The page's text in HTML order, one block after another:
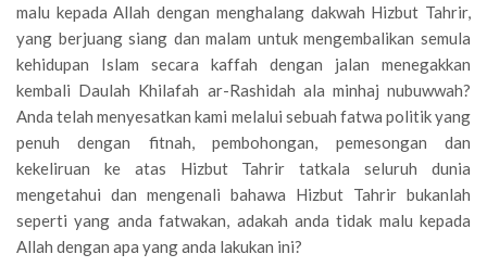
malu kepada Allah dengan menghalang dakwah Hizbut Tahrir,
yang berjuang siang dan malam untuk mengembalikan semula
kehidupan Islam secara kaffah dengan jalan menegakkan
kembali Daulah Khilafah ar-Rashidah ala minhaj nubuwwah?
Anda telah menyesatkan kami melalui sebuah fatwa politik yang
penuh dengan fitnah, pembohongan, pemesongan dan
kekeliruan ke atas Hizbut Tahrir tatkala seluruh dunia
mengetahui dan mengenali bahawa Hizbut Tahrir bukanlah
seperti yang anda fatwakan, adakah anda tidak malu kepada
Allah dengan apa yang anda lakukan ini?